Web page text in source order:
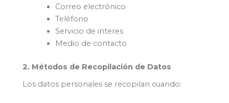
Correo electrónico
Teléfono
Servicio de interes
Medio de contacto
2. Métodos de Recopilación de Datos
Los datos personales se recopilan cuando: